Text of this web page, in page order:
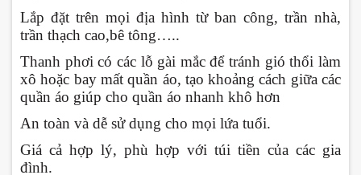
Lắp đặt trên mọi địa hình từ ban công, trần nhà,
trần thạch cao,bê tông…..
Thanh phơi có các lỗ gài mắc để tránh gió thổi làm
xô hoặc bay mất quần áo, tạo khoảng cách giữa các
quần áo giúp cho quần áo nhanh khô hơn
An toàn và dễ sử dụng cho mọi lứa tuổi.
Giá cả hợp lý, phù hợp với túi tiền của các gia
đình.